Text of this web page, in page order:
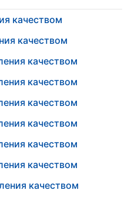
качеством
качеством
качеством
качеством
качеством
качеством
качеством
качеством
качеством